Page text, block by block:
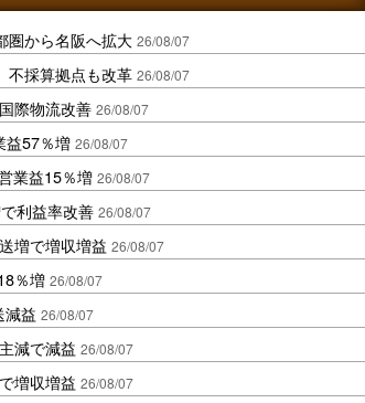
圏から名阪へ拡大 26/08/07
不採算拠点も改革 26/08/07
際物流改善 26/08/07
益57％増 26/08/07
業益15％増 26/08/07
利益率改善 26/08/07
増で増収増益 26/08/07
％増 26/08/07
減益 26/08/07
減で減益 26/08/07
増収増益 26/08/07